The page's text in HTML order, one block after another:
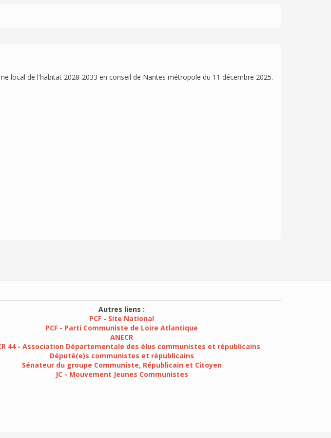
local de l'habitat 2028-2033 en conseil de Nantes métropole du 11 décembre 2025.
Autres liens :
PCF - Site National
PCF - Parti Communiste de Loire Atlantique
ANECR
44 - Association Départementale des élus communistes et républicains
Député(e)s communistes et républicains
Sénateur du groupe Communiste, Républicain et Citoyen
JC - Mouvement Jeunes Communistes